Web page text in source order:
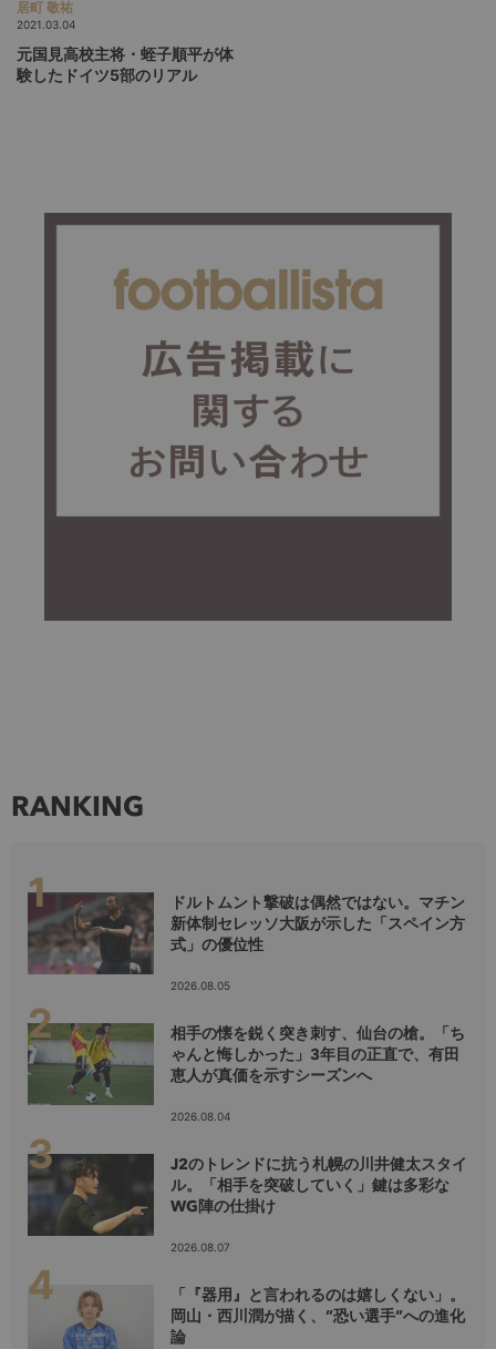
居町 敬祐
2021.03.04
元国見高校主将・蛭子順平が体
験したドイツ5部のリアル
RANKING
ドルトムント撃破は偶然ではない。マチン
新体制セレッソ大阪が示した「スペイン方
式」の優位性
2026.08.05
相手の懐を鋭く突き刺す、仙台の槍。「ち
ゃんと悔しかった」3年目の正直で、有田
恵人が真価を示すシーズンへ
2026.08.04
J2のトレンドに抗う札幌の川井健太スタイ
ル。「相手を突破していく」鍵は多彩な
WG陣の仕掛け
2026.08.07
「『器用』と言われるのは嬉しくない」。
岡山・西川潤が描く、”恐い選手”への進化
論